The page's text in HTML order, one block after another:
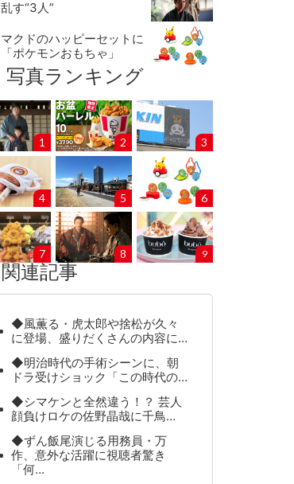
乱す“3人”
マクドのハッピーセットに
「ポケモンおもちゃ」
写真ランキング
1 2 3
4 5 6
7 8 9
関連記事
◆風薫る・虎太郎や捨松が久々
に登場、盛りだくさんの内容に…
◆明治時代の手術シーンに、朝
ドラ受けショック「この時代の…
◆シマケンと全然違う！？ 芸人
顔負けロケの佐野晶哉に千鳥…
◆ずん飯尾演じる用務員・万
作、意外な活躍に視聴者驚き
「何…